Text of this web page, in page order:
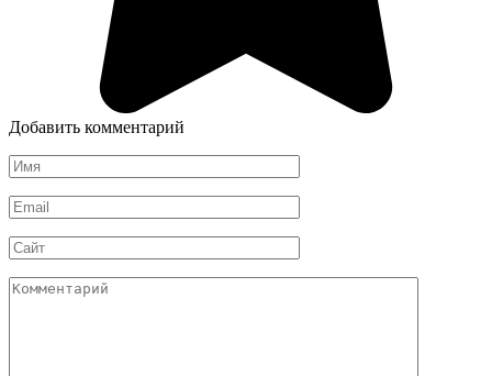
Добавить комментарий
Имя
*
Email
*
Сайт
Комментарий